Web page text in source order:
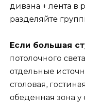
дивана + лента в
разделяйте
Если большая
потолочного
отдельные
столовая,
обеденная зона у